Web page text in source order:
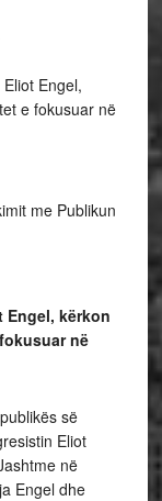
Engel,
e fokusuar në
me Publikun
kërkon
në
së
Eliot
në
Engel dhe